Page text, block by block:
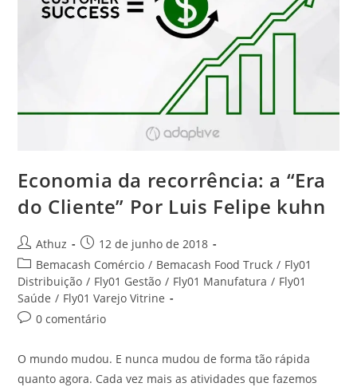
Economia da recorrência: a “Era
do Cliente” Por Luis Felipe kuhn
Athuz
12 de junho de 2018
Bemacash Comércio / Bemacash Food Truck / Fly01
Distribuição / Fly01 Gestão / Fly01 Manufatura / Fly01
Saúde / Fly01 Varejo Vitrine
0 comentário
O mundo mudou. E nunca mudou de forma tão rápida
quanto agora. Cada vez mais as atividades que fazemos